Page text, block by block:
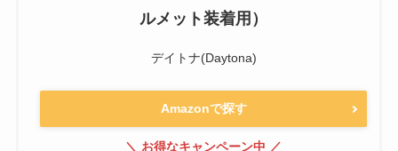
ルメット装着用）
デイトナ(Daytona)
Amazonで探す